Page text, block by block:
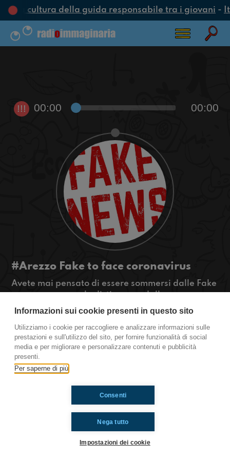
una cultura della guida responsabile tra i giovani-
!!! 00:00 00:00
#Arezzo Fake to face coronavirus
Avete mai pensato di essere sommersi dalle Fake
news e non saperle distinguere dalle vere
notizie? Per aiutarvi a riconoscerle ascoltate qui!
#OkkinSu www.radioimmaginaria.it
Arezzo
Ti è piaciuto? Condividilo!
Informazioni sui cookie presenti in questo sito
Utilizziamo i cookie per raccogliere e analizzare informazioni sulle
prestazioni e sull'utilizzo del sito, per fornire funzionalità di social
media e per migliorare e personalizzare contenuti e pubblicità
presenti.
Per saperne di più
Nega tutto
Consenti
Impostazioni dei cookie